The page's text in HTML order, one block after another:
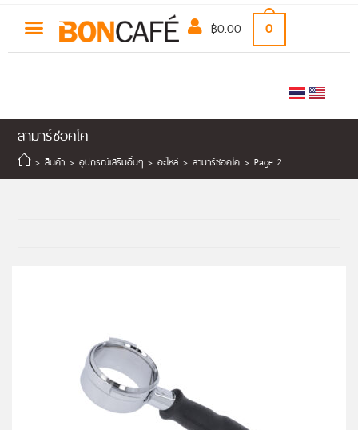
฿0.00 0
ลามาร์ซอคโค
> สินค้า > อุปกรณ์เสริมอื่นๆ > อะไหล่ > ลามาร์ซอคโค > Page 2